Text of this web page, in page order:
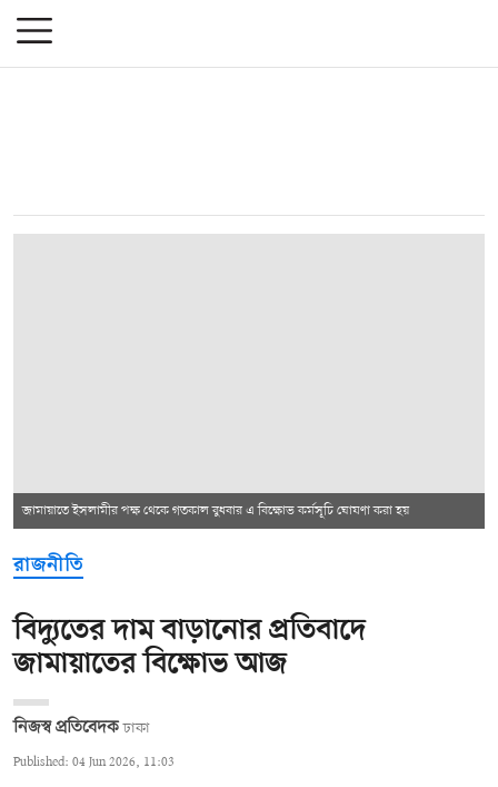
জামায়াতে ইসলামীর পক্ষ থেকে গতকাল বুধবার এ বিক্ষোভ কর্মসূচি ঘোষণা করা হয়
রাজনীতি
বিদ্যুতের দাম বাড়ানোর প্রতিবাদে
জামায়াতের বিক্ষোভ আজ
নিজস্ব প্রতিবেদক ঢাকা
Published: 04 Jun 2026, 11:03